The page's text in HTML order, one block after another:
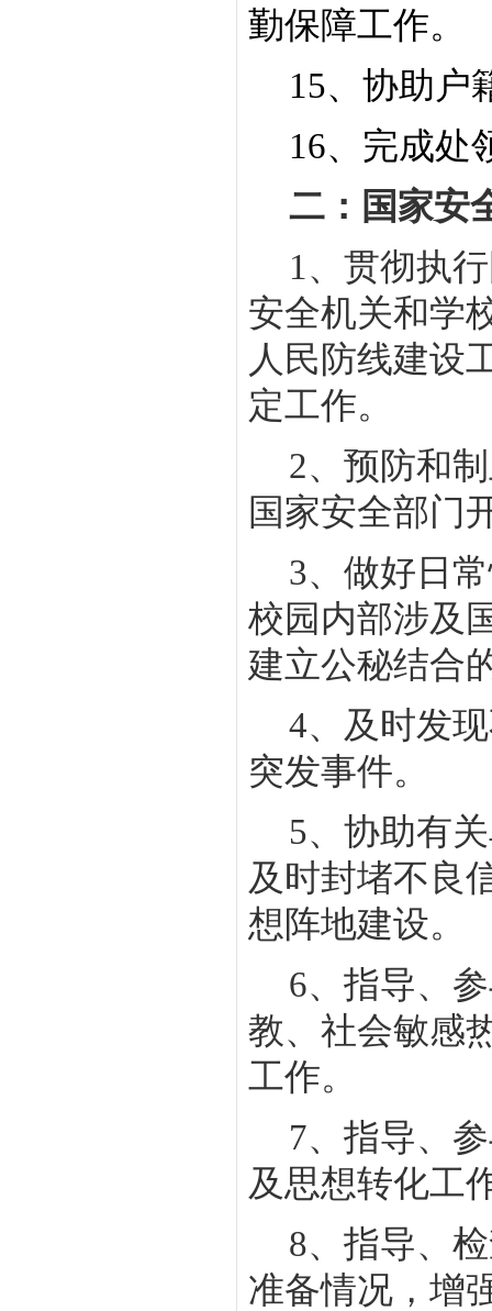
勤保障工作。
15、协助户
16、完成处
二：国家安
1 、贯彻执
安全机关和学
人民防线建设
定工作。
2、预防和
国家安全部门
3、做好日
校园内部涉及
建立公秘结合
4、及时发
突发事件。
5、协助有
及时封堵不良
想阵地建设。
6、指导、
教、社会敏感
工作。
7、指导、
及思想转化工
8、指导、
准备情况，增